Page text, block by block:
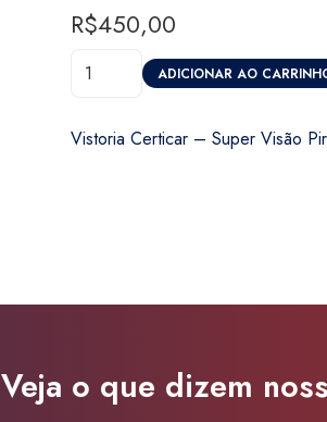
R$450,00
Vistoria
ADICIONAR AO
Vistoria Certicar – Super Visão
Veja o que dizem